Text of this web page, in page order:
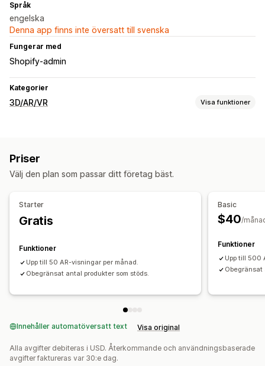
Språk
engelska
Denna app finns inte översatt till svenska
Fungerar med
Shopify-admin
Kategorier
3D/AR/VR Visa funktioner
Priser
Välj den plan som passar ditt företag bäst.
Starter
Gratis
Funktioner
Upp till 50 AR-visningar per månad.
Obegränsat antal produkter som stöds.
Basic
$40/
Funktioner
Upp till 500
Obegränsat
Innehåller automatöversatt text Visa original
Alla avgifter debiteras i USD. Återkommande och användningsbaserade
avgifter faktureras var 30:e dag.